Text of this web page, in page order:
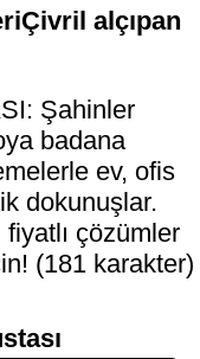
alçıpan
Şahinler
badana
ev, ofis
dokunuşlar.
fiyatlı çözümler
(181 karakter)